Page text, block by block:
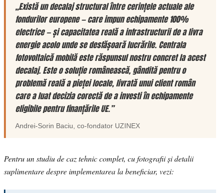
„Există un decalaj structural între cerințele actuale ale
fondurilor europene — care impun echipamente 100%
electrice — și capacitatea reală a infrastructurii de a livra
energie acolo unde se desfășoară lucrările. Centrala
fotovoltaică mobilă este răspunsul nostru concret la acest
decalaj. Este o soluție românească, gândită pentru o
problemă reală a pieței locale, livrată unui client român
care a luat decizia corectă de a investi în echipamente
eligibile pentru finanțările UE.”
Andrei-Sorin Baciu, co-fondator UZINEX
Pentru un studiu de caz tehnic complet, cu fotografii și detalii
suplimentare despre implementarea la beneficiar, vezi: